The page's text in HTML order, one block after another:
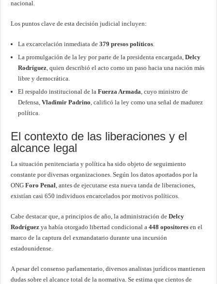
nacional.
Los puntos clave de esta decisión judicial incluyen:
La excarcelación inmediata de379 presos políticos.
La promulgación de la ley por parte de la presidenta encargada,Delcy
Rodríguez, quien describió el acto como un paso hacia una nación más
libre y democrática.
El respaldo institucional de laFuerza Armada, cuyo ministro de
Defensa,Vladimir Padrino, calificó la ley como una señal de madurez
política.
El contexto de las liberaciones y el
alcance legal
La situación penitenciaria y política ha sido objeto de seguimiento
constante por diversas organizaciones. Según los datos aportados por la
ONGForo Penal, antes de ejecutarse esta nueva tanda de liberaciones,
existían casi 650 individuos encarcelados por motivos políticos.
Cabe destacar que, a principios de año, la administración deDelcy
Rodríguez ya había otorgado libertad condicional a448 opositores en el
marco de la captura del exmandatario durante una incursión
estadounidense.
A pesar del consenso parlamentario, diversos analistas jurídicos mantienen
dudas sobre el alcance total de la normativa. Se estima que cientos de